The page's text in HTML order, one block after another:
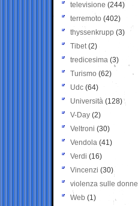
televisione(244)
terremoto (402)
thyssenkrupp (3)
Tibet(2)
tredicesima (3)
Turismo (62)
Udc (64)
Università (128)
V-Day (2)
Veltroni (30)
Vendola (41)
Verdi (16)
Vincenzi (30)
violenza sulle donne
Web (1)